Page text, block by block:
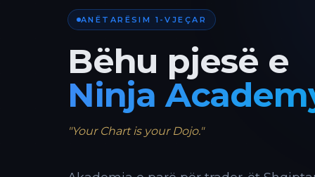
ANËTARËSIM 1-VJEÇAR
Bëhu pjesë e
Ninja
"Your Chart is your Dojo."